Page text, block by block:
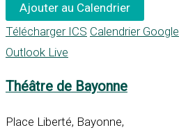
Ajouter au Calendrier
Télécharger ICS Calendrier Google
Outlook Live
Théâtre de Bayonne
Place Liberté, Bayonne,